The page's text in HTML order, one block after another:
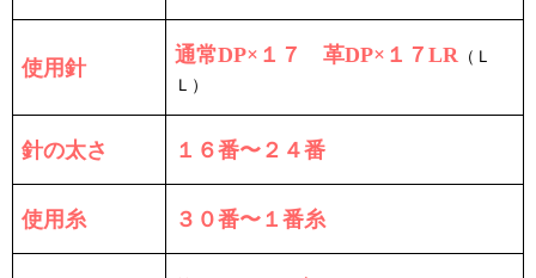
使用針 通常DP×１７ 革DP×１７LR （Ｌ
Ｌ）
針の太さ １６番〜２４番
使用糸 ３０番〜１番糸